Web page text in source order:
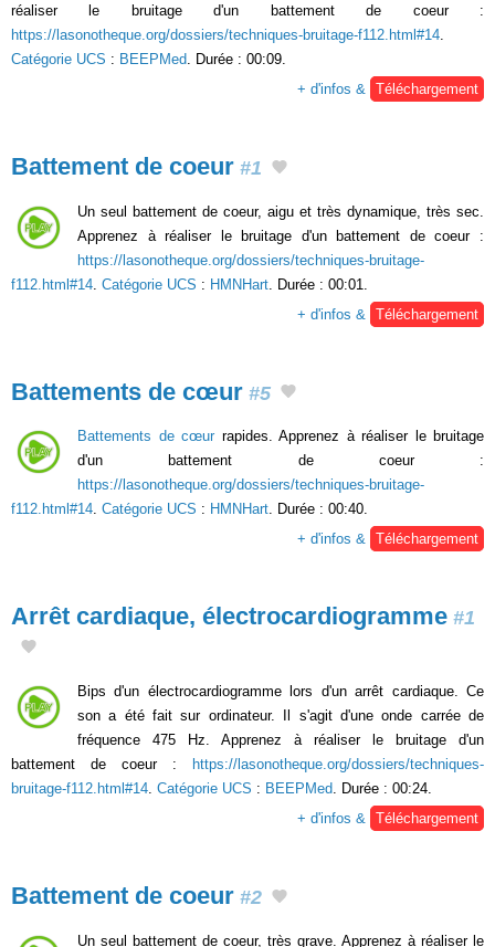
réaliser le bruitage d'un battement de coeur :
https://lasonotheque.org/dossiers/techniques-bruitage-f112.html#14
Catégorie UCS : BEEPMed . Durée : 00:09.
+ d'infos &
Téléchargement
Battement de coeur #1
Un seul battement de coeur, aigu et très dynamique, très sec.
Apprenez à réaliser le bruitage d'un battement de coeur :
https://lasonotheque.org/dossiers/techniques-bruitage-
f112.html#14 Catégorie UCS : HMNHart . Durée : 00:01.
+ d'infos &
Téléchargement
Battements de cœur #5
Battements de cœur rapides. Apprenez à réaliser le bruitage
d'un battement de coeur :
https://lasonotheque.org/dossiers/techniques-bruitage-
f112.html#14. Catégorie UCS : HMNHart. Durée : 00:40.
+ d'infos & Téléchargement
Arrêt cardiaque, électrocardiogramme #1
Bips d'un électrocardiogramme lors d'un arrêt cardiaque. Ce
son a été fait sur ordinateur. Il s'agit d'une onde carrée de
fréquence 475 Hz. Apprenez à réaliser le bruitage d'un
battement de coeur :
https://lasonotheque.org/dossiers/techniques-
bruitage-f112.html#14 Catégorie UCS : BEEPMed . Durée : 00:24.
+ d'infos &
Téléchargement
Battement de coeur #2
Un seul battement de coeur, très grave. Apprenez à réaliser le